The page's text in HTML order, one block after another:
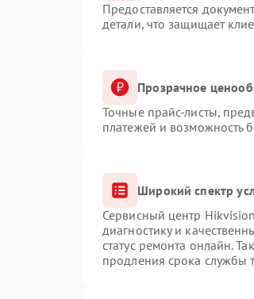
Предоставляется
детали, что защищает
Прозрачное
Точные прайс-листы,
платежей и возможность
Широкий спектр
Сервисный центр
диагностику и
статус ремонта онлайн.
продления срока службы